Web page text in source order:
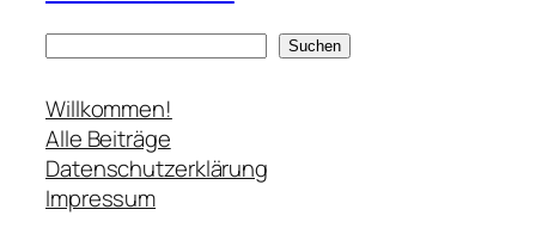
c
h
e
n
Suchen
Willkommen!
Alle Beiträge
Datenschutzerklärung
Impressum